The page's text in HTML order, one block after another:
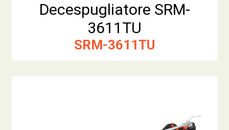
Decespugliatore SRM-
3611TU
SRM-3611TU